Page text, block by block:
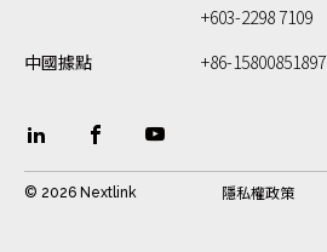
+603-2298 7109
中國據點
+86-15800851897
© 2026 Nextlink 隱私權政策